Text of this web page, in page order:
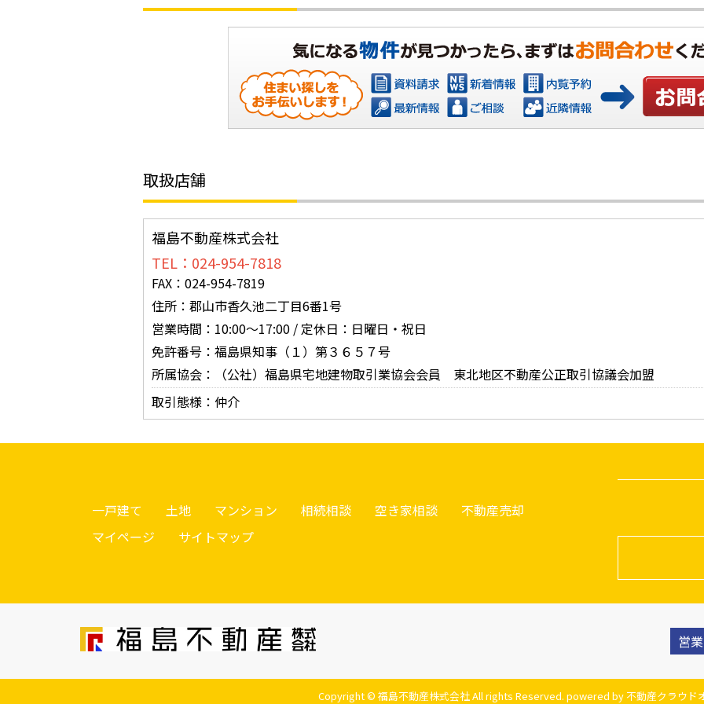
お問い合
取扱店舗
福島不動産株式会社
TEL：024-954-7818
FAX：024-954-7819
住所：郡山市香久池二丁目6番1号
営業時間：10:00〜17:00 / 定休日：日曜日・祝日
免許番号：福島県知事（１）第３６５７号
所属協会：（公社）福島県宅地建物取引業協会会員 東北地区不動産公正取引協議会加盟
取引態様：仲介
一戸建て 土地 マンション 相続相談 空き家相談
不動産売却
マイページ
サイトマップ
営
Copyright © 福島不動産株式会社 All rights Reserved. powered by 不動産クラウド